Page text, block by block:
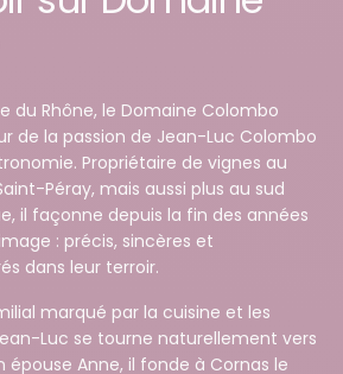
du Rhône, le Domaine Colombo
de la passion de Jean-Luc Colombo
Propriétaire de vignes au
Péray, mais aussi plus au sud
il façonne depuis la fin des années
: précis, sincères et
dans leur terroir.
marqué par la cuisine et les
Luc se tourne naturellement vers
épouse Anne, il fonde à Cornas le